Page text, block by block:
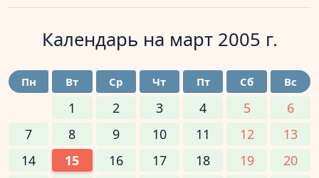
Календарь на март 2005 г.
Пн Вт Ср Чт Пт Сб Вс
1 2 3 4 5
6
7
8 9 10 11 12
13
14
15 16 17 18 19
20